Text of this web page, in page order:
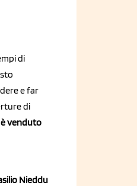
di
e far
di
venduto
Nieddu